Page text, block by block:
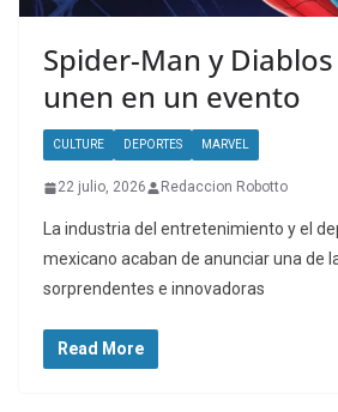
Spider-Man y
unen en un evento
CULTURE DEPORTES MARVEL
22 julio, 2026 Redaccion Robotto
La industria del entretenimiento y el
mexicano acaban de anunciar una de
sorprendentes e innovadoras
Read More